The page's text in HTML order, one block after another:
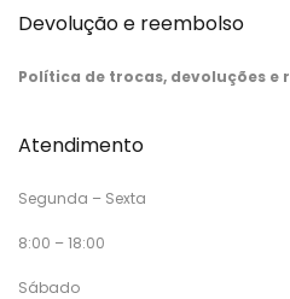
Devolução e reembolso
Política de trocas, devoluções e
Atendimento
Segunda – Sexta
8:00 – 18:00
Sábado